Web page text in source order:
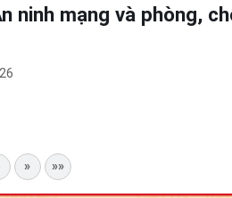
ninh mạng và phòng,
» »»